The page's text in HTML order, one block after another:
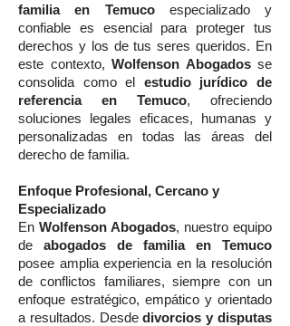
familia en Temucoespecializado y
confiable es esencial para proteger tus
derechos y los de tus seres queridos. En
este contexto, Wolfenson Abogadosse
consolida como el estudio jurídico de
referencia en Temuco, ofreciendo
soluciones legales eficaces, humanas y
personalizadas en todas las áreas del
derecho de familia.
Enfoque Profesional, Cercano y
Especializado
En Wolfenson Abogados, nuestro equipo
de abogados de familia en Temuco
posee amplia experiencia en la resolución
de conflictos familiares, siempre con un
enfoque estratégico, empático y orientado
a resultados. Desdedivorcios y disputas